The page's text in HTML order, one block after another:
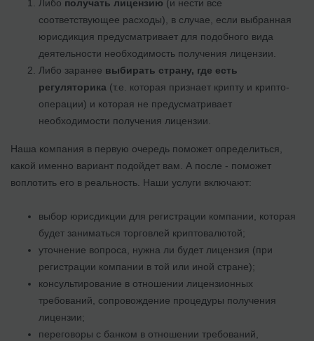
Либо получать лицензию (и нести все
соответствующее расходы), в случае, если выбранная
юрисдикция предусматривает для подобного вида
деятельности необходимость получения лицензии.
Либо заранее выбирать страну, где есть
регуляторика (т.е. которая признает крипту и крипто-
операции) и которая не предусматривает
необходимости получения лицензии.
Наша компания в первую очередь поможет определиться,
какой именно вариант подойдет вам. А после - поможет
воплотить его в реальность. Наши услуги включают:
выбор юрисдикции для регистрации компании, которая
будет заниматься торговлей криптовалютой;
уточнение вопроса, нужна ли будет лицензия (при
регистрации компании в той или иной стране);
консультирование в отношении лицензионных
требований, сопровождение процедуры получения
лицензии;
переговоры с банком в отношении требований,